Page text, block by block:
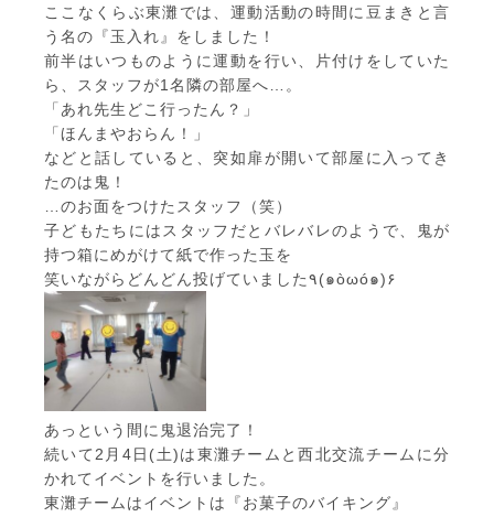
ここなくらぶ東灘では、運動活動の時間に豆まきと言
う名の『玉入れ』をしました！
前半はいつものように運動を行い、片付けをしていた
ら、スタッフが1名隣の部屋へ…。
「あれ先生どこ行ったん？」
「ほんまやおらん！」
などと話していると、突如扉が開いて部屋に入ってき
たのは鬼！
…のお面をつけたスタッフ（笑）
子どもたちにはスタッフだとバレバレのようで、鬼が
持つ箱にめがけて紙で作った玉を
笑いながらどんどん投げていました٩(๑òωó๑)۶
あっという間に鬼退治完了！
続いて2月4日(土)は東灘チームと西北交流チームに分
かれてイベントを行いました。
東灘チームはイベントは『お菓子のバイキング』